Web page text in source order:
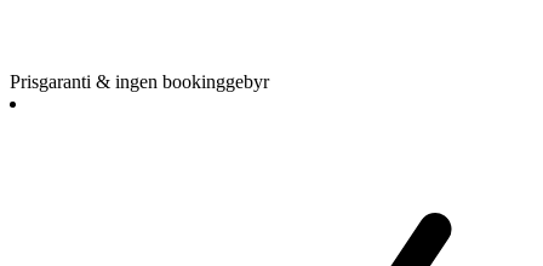
Prisgaranti & ingen bookinggebyr